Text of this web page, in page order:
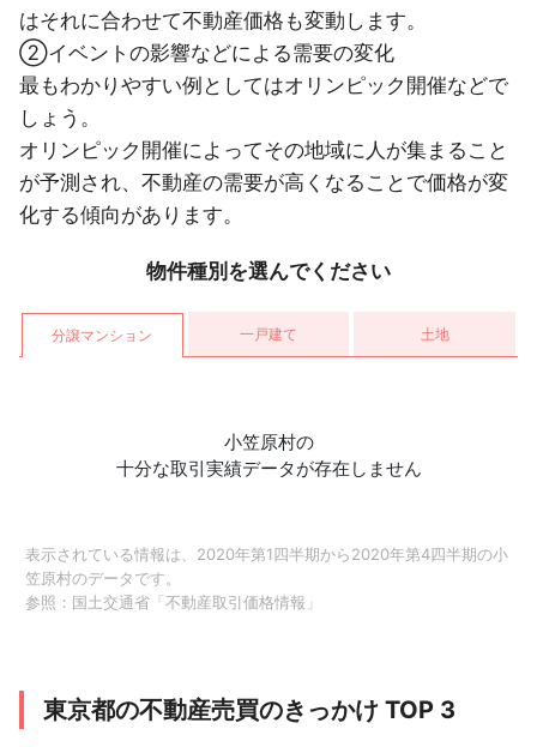
東京都
北区
2LDK
東京都
多摩市
東京都
墨田区
3ヶ月以内
6ヶ月以内 1LDK
東京都
築25年以内
東京都
品川区
9ヶ月以内 2LDK 築40年以内
東京都
調布市
1年以上
はそれに合わせて不動産価格も変動します。
②イベントの影響などによる需要の変化
最もわかりやすい例としてはオリンピック開催などで
しょう。
オリンピック開催によってその地域に人が集まること
が予測され、不動産の需要が高くなることで価格が変
化する傾向があります。
物件種別を選んでください
分譲マンション 一戸建て 土地
小笠原村の
十分な取引実績データが存在しません
表示されている情報は、2020年第1四半期から2020年第4四半期の小
笠原村のデータです。
参照： 国土交通省「不動産取引価格情報」
東京都の不動産売買のきっかけ TOP 3